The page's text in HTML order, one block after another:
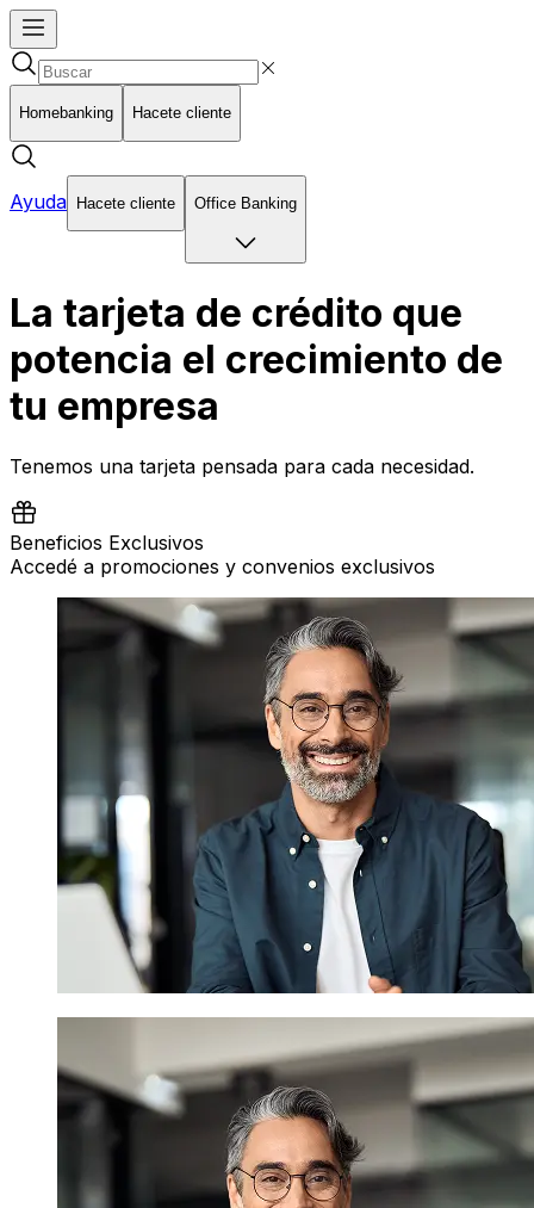
Homebanking Hacete cliente
Ayuda Hacete cliente Office Banking
La tarjeta de crédito que
potencia el crecimiento de
tu empresa
Tenemos una tarjeta pensada para cada necesidad.
Beneficios Exclusivos
Accedé a promociones y convenios exclusivos